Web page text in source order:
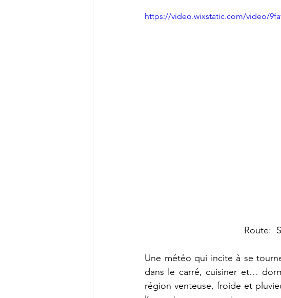
https://video.wixstatic.com/video/
Route:
Une météo qui incite à se
dans le carré, cuisiner et…
région venteuse, froide et